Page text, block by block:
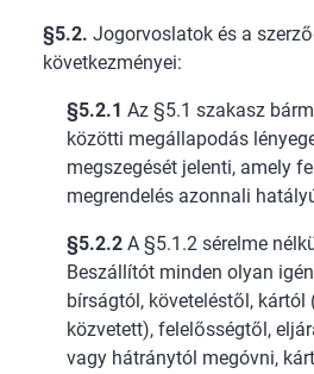
§5.2. Jogorvoslatok és a
következményei:
§5.2.1 Az §5.1 szakasz
közötti megállapodás
megszegését jelenti, amely
megrendelés azonnali
§5.2.2 A §5.1.2 sérelme
Beszállítót minden olyan
bírságtól, követeléstől, kártól
közvetett), felelősségtől,
vagy hátránytól megóvni,